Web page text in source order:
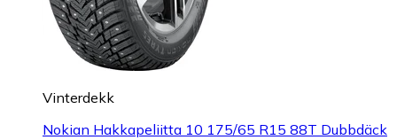
Vinterdekk
Nokian Hakkapeliitta 10 175/65 R15 88T Dubbdäck